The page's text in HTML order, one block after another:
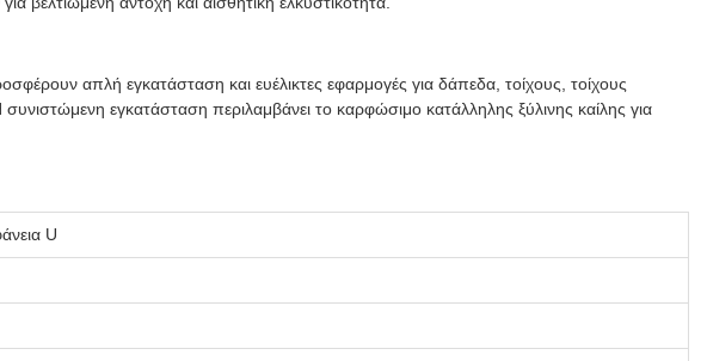
απλή εγκατάσταση και ευέλικτες εφαρμογές για δάπεδα, τοίχους, τοίχους
εγκατάσταση περιλαμβάνει το καρφώσιμο κατάλληλης ξύλινης καίλης για
U